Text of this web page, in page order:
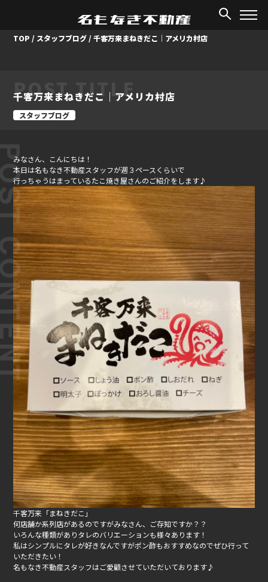
TOP / スタッフブログ /千客万来まねきだこ｜アメリカ村店
POST TITLE
千客万来まねきだこ｜アメリカ村店
スタッフブログ
みなさん、こんにちは！
本日は名もなき不動産スタッフが週３ペースくらいで
行っちゃうはまっているたこ焼き屋さんのご紹介をします♪
千客万来「まねきだこ」
何店舗か系列店があるのですがみなさん、ご存知ですか？？
いろんな種類がありタレのバリエーションも様々あります！
私はシンプルにタレが好きなんですがポン酢もおすすめなのでぜひ行って
いただきたい！
名もなき不動産スタッフはご愛顧させていただいております♪